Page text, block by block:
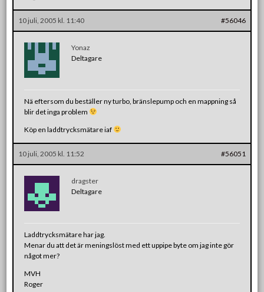
10 juli, 2005 kl. 11:40 #56046
Yonaz
Deltagare
Nä eftersom du beställer ny turbo, bränslepump och en mappning så
blir det inga problem
Köp en laddtrycksmätare iaf
10 juli, 2005 kl. 11:52 #56051
dragster
Deltagare
Laddtrycksmätare har jag.
Menar du att det är meningslöst med ett uppipe byte om jag inte gör
något mer?
MVH
Roger